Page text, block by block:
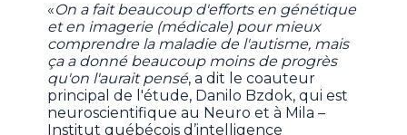
«On a fait beaucoup d'efforts en génétique
et en imagerie (médicale) pour mieux
comprendre la maladie de l'autisme, mais
ça a donné beaucoup moins de progrès
qu'on l'aurait pensé, a dit le coauteur
principal de l'étude, Danilo Bzdok, qui est
neuroscientifique au Neuro et à Mila –
Institut québécois d’intelligence